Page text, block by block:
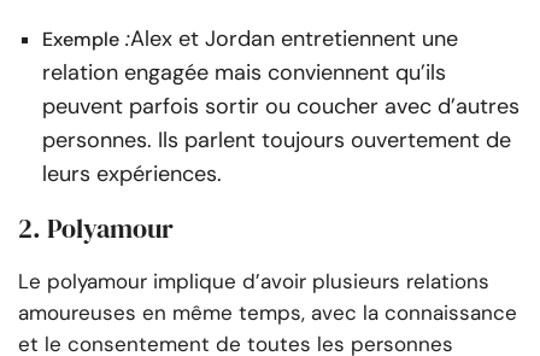
Exemple :Alex et Jordan entretiennent une
relation engagée mais conviennent qu’ils
peuvent parfois sortir ou coucher avec d’autres
personnes. Ils parlent toujours ouvertement de
leurs expériences.
2. Polyamour
Le polyamour implique d’avoir plusieurs relations
amoureuses en même temps, avec la connaissance
et le consentement de toutes les personnes